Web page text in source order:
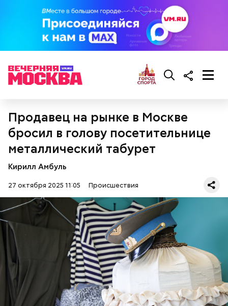
Продавец на рынке в Москве
бросил в голову посетительнице
металлический табурет
Кирилл Амбуль
27 октября 2025 11:05 Происшествия
Реакция Гасанова на расследование
Гусейн Гасанов на момент начала расследования
погасил все долги перед налоговой на еще
большую сумму — 320 миллионов рублей.